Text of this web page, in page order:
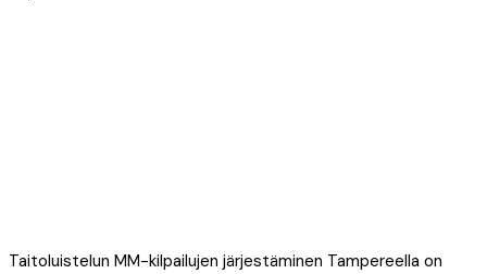
Taitoluistelun MM-kilpailujen järjestäminen Tampereella on